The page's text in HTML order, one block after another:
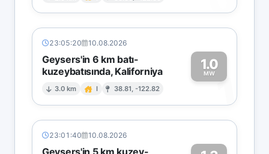
23:05:20 10.08.2026
Geysers'in 6 km batı-
kuzeybatısında, Kaliforniya
3.0 km I 38.81, -122.82
1.0
MW1
23:01:40 10.08.2026
Geysers'in 5 km kuzey-